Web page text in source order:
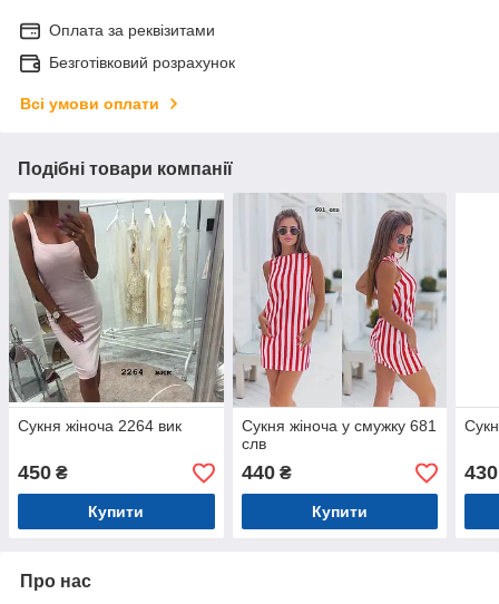
Оплата за реквізитами
Безготівковий розрахунок
Всі умови оплати
Подібні товари компанії
Сукня жіноча 2264 вик
450 ₴
Купити
Сукня жіноча у смужку 681
слв
440₴
Купити
430
Про нас